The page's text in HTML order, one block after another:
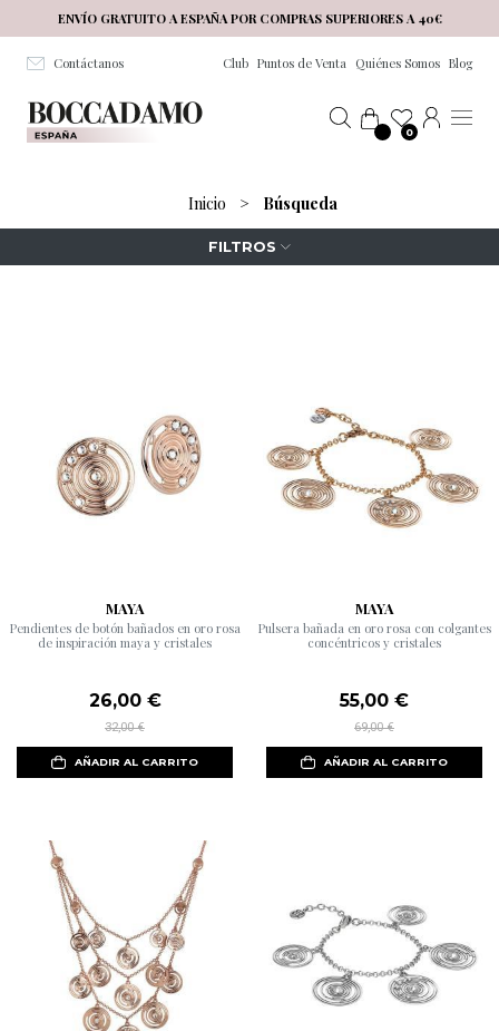
Salta al contenuto principale
ENVÍO GRATUITO A ESPAÑA POR COMPRAS SUPERIORES A 40€
Contáctanos Club Puntos de Venta Quiénes Somos Blog
0
Inicio > Búsqueda
FILTROS
MAYA
Pendientes de botón bañados en oro rosa
de inspiración maya y cristales
26,00 €
32,00 €
AÑADIR AL CARRITO
MAYA
Pulsera bañada en oro rosa con colgantes
concéntricos y cristales
55,00 €
69,00 €
AÑADIR AL CARRITO